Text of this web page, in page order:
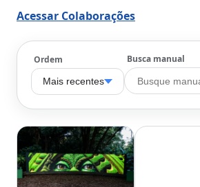
Acessar Colaborações
Ordem
Mais recentes
Busca manual